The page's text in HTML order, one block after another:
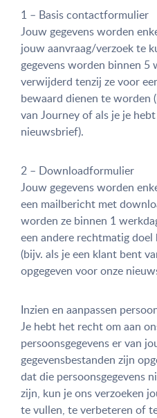
1 – Basis contactformulier
Jouw gegevens worden
jouw aanvraag/verzoek te
gegevens worden binnen 5
verwijderd tenzij ze voor
bewaard dienen te worden
van Journey of als je je
nieuwsbrief).
2 – Downloadformulier
Jouw gegevens worden
een mailbericht met
worden ze binnen 1
een andere rechtmatig
(bijv. als je een klant bent
opgegeven voor onze
Inzien en aanpassen
Je hebt het recht om aan
persoonsgegevens er van
gegevensbestanden zijn
dat die persoonsgegevens
zijn, kun je ons verzoeken
te vullen, te verbeteren of